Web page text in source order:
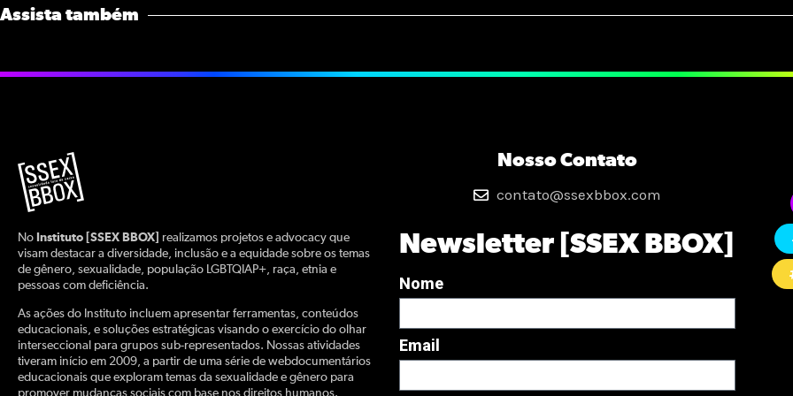
Assista também
No Instituto [SSEX BBOX]
realizamos projetos e advocacy que
visam destacar a diversidade, inclusão e a equidade sobre os temas
de gênero, sexualidade, população LGBTQIAP+, raça, etnia e
pessoas com deficiência.
As ações do Instituto incluem apresentar ferramentas, conteúdos
educacionais, e soluções estratégicas visando o exercício do olhar
interseccional para grupos sub-representados. Nossas atividades
tiveram início em 2009, a partir de uma série de webdocumentários
educacionais que exploram temas da sexualidade e gênero para
Nosso Contato
contato@ssexbbox.com
Newsletter [SSEX BBOX]
Nome
Email